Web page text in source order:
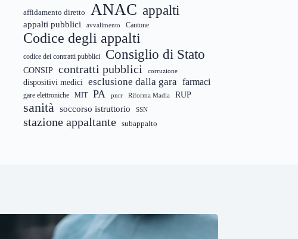
affidamento diretto ANAC appalti
appalti pubblici avvalimento Cantone
Codice degli appalti
codice dei contratti pubblici Consiglio di Stato
CONSIP contratti pubblici corruzione
dispositivi medici esclusione dalla gara farmaci
gare elettroniche MIT PA pnrr Riforma Madia RUP
sanità soccorso istruttorio SSN
stazione appaltante subappalto